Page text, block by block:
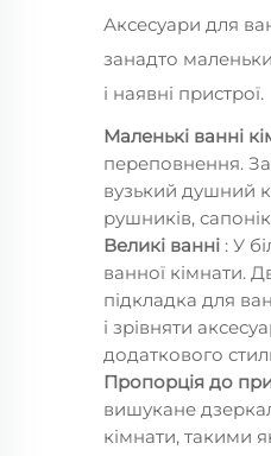
Аксесуари для
занадто
і наявні пристрої.
Маленькі ванні
переповнення.
вузький душний
рушників,
Великі ванні : У
ванної кімнати.
підкладка для
і зрівняти
додаткового
Пропорція до
вишукане
кімнати, такими